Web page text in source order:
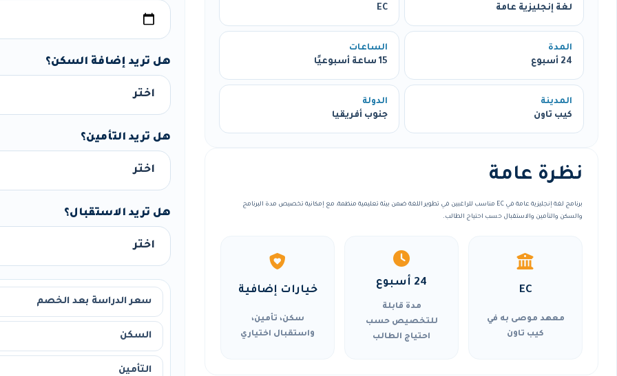
لغة إنجليزية عامة
EC
المدة
24 أسبوع
الساعات
15 ساعة أسبوعيًا
المدينة
كيب تاون
الدولة
جنوب أفريقيا
نظرة عامة
برنامج لغة إنجليزية عامة في EC مناسب للراغبين في تطوير اللغة ضمن بيئة تعليمية منظمة، مع إمكانية تخصيص مدة البرنامج
والسكن والتأمين والاستقبال حسب احتياج الطالب.
EC
معهد موصى به في
كيب تاون
24 أسبوع
مدة قابلة
للتخصيص حسب
احتياج الطالب
خيارات إضافية
سكن، تأمين،
واستقبال اختياري
هل تريد إضافة السكن؟
هل تريد التأمين؟
هل تريد الاستقبال؟
سعر الدراسة بعد الخصم
السكن
التأمين